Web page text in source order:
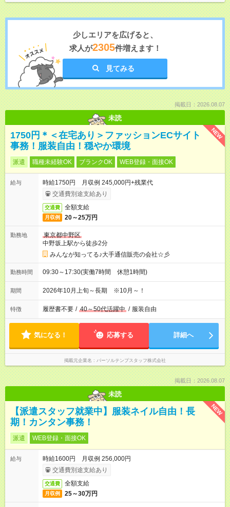
少しエリアを広げると、
求人が2305件増えます！
見てみる
掲載日：2026.08.07
未読
NEW
1750円＊＜在宅あり＞ファッションECサイト
事務！服装自由！穏やか環境
派遣 職種未経験OK ブランクOK WEB登録・面接OK
給与
時給1750円 月収例 245,000円+残業代
交通費別途支給あり
交通費 全額支給
月収例 20～25万円
勤務地
東京都中野区
中野坂上駅から徒歩2分
みんなが知ってる♪大手通信販売の会社☆彡
勤務時間 09:30～17:30(実働7時間 休憩1時間)
期間 2026年10月上旬～長期 ※10月～！
特徴 履歴書不要 / 40～50代活躍中 / 服装自由
気になる！ 応募する 詳細へ
掲載元企業名 パーソルテンプスタッフ株式会社
掲載日：2026.08.07
未読
NEW
【派遣スタッフ就業中】服装ネイル自由！長
期！カンタン事務！
派遣 WEB登録・面接OK
給与
時給1600円 月収例 256,000円
交通費別途支給あり
交通費 全額支給
月収例 25～30万円